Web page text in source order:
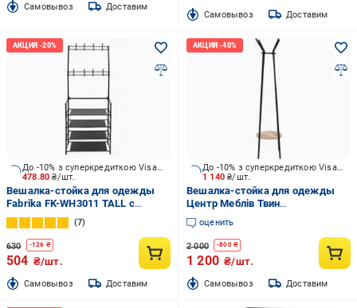
Cамовывоз Доставим
Cамовывоз Доставим
478.80₴/шт.
До -10% з суперкредиткою Visa Вигода
Вешалка-стойка для одежды
Fabrika FK-WH3011 TALL с
полками 60x26x155 см черный
7
630 -126 ₴
504 ₴/шт.
Cамовывоз Доставим
1 140₴/шт.
До -10% з суперкредиткою Visa Вигода
Вешалка-стойка для одежды
Центр Меблів Твин
480х480х1700 мм черный/
бежевый
оценить
2 000 -800₴
1 200 ₴/шт.
Cамовывоз Доставим